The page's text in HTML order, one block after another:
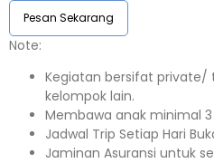
Pesan Sekarang
Note:⁣⁣
Kegiatan bersifat private/
kelompok lain.
Membawa anak minimal
Jadwal Trip Setiap Hari
Jaminan Asuransi untuk